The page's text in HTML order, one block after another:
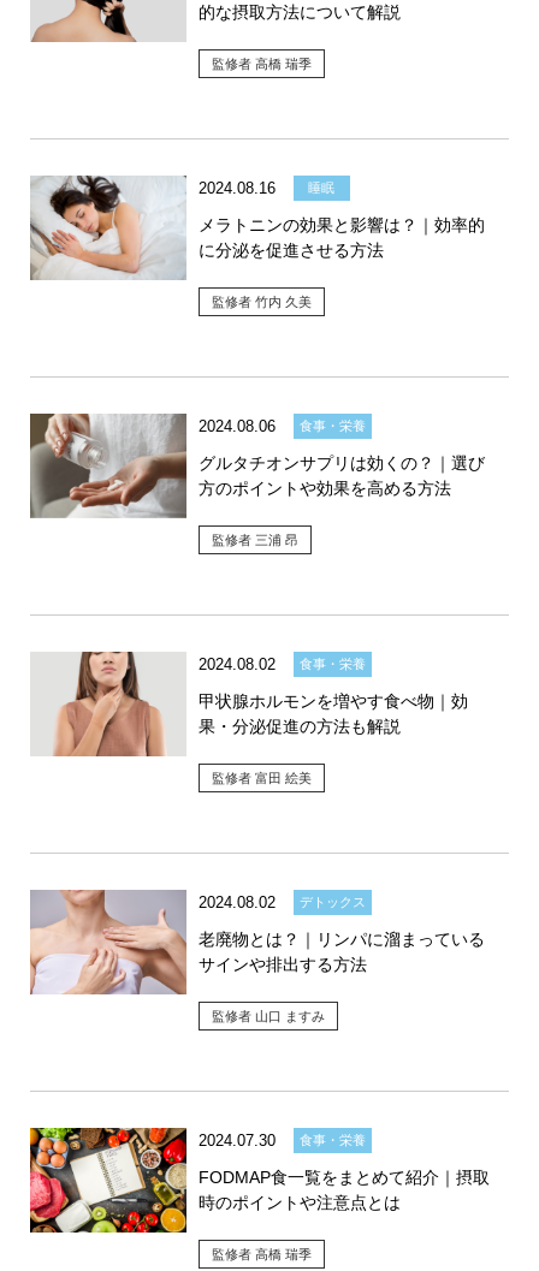
的な摂取方法について解説
監修者 高橋 瑞季
2024.08.16 睡眠
メラトニンの効果と影響は？｜効率的
に分泌を促進させる方法
監修者 竹内 久美
2024.08.06 食事・栄養
グルタチオンサプリは効くの？｜選び
方のポイントや効果を高める方法
監修者 三浦 昂
2024.08.02 食事・栄養
甲状腺ホルモンを増やす食べ物｜効
果・分泌促進の方法も解説
監修者 富田 絵美
2024.08.02 デトックス
老廃物とは？｜リンパに溜まっている
サインや排出する方法
監修者 山口 ますみ
2024.07.30 食事・栄養
FODMAP食一覧をまとめて紹介｜摂取
時のポイントや注意点とは
監修者 高橋 瑞季